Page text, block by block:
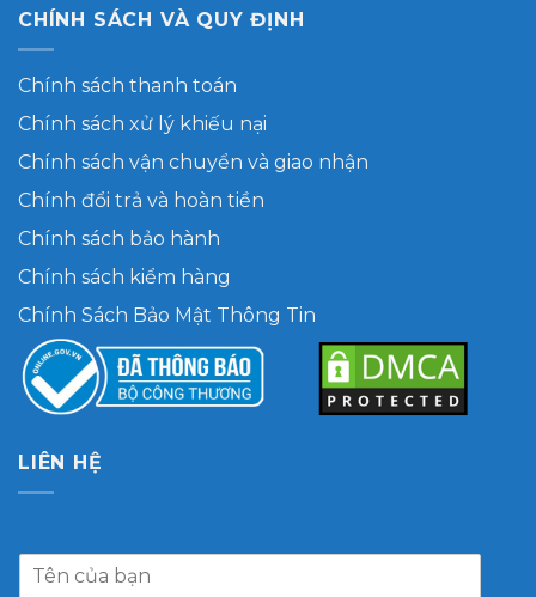
CHÍNH SÁCH VÀ QUY ĐỊNH
Chính sách thanh toán
Chính sách xử lý khiếu nại
Chính sách vận chuyển và giao nhận
Chính đổi trả và hoàn tiền
Chính sách bảo hành
Chính sách kiểm hàng
Chính Sách Bảo Mật Thông Tin
LIÊN HỆ